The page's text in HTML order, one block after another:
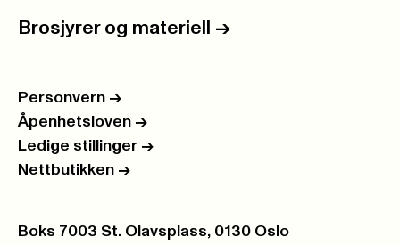
Brosjyrer og materiell ->
Personvern ->
Åpenhetsloven ->
Ledige stillinger ->
Nettbutikken ->
Postboks:
Boks 7003 St. Olavsplass, 0130 Oslo